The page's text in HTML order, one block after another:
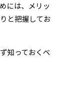
には、メリッ
と把握してお
知っておくべ